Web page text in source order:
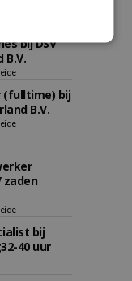
bij DSV
B.V.
(fulltime) bij
B.V.
zaden
bij
40 uur